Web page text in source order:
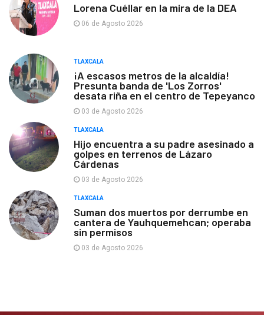
Lorena Cuéllar en la mira de la DEA
06 de Agosto 2026
TLAXCALA
¡A escasos metros de la alcaldía!
Presunta banda de 'Los Zorros'
desata riña en el centro de Tepeyanco
03 de Agosto 2026
TLAXCALA
Hijo encuentra a su padre asesinado a
golpes en terrenos de Lázaro
Cárdenas
03 de Agosto 2026
TLAXCALA
Suman dos muertos por derrumbe en
cantera de Yauhquemehcan; operaba
sin permisos
03 de Agosto 2026